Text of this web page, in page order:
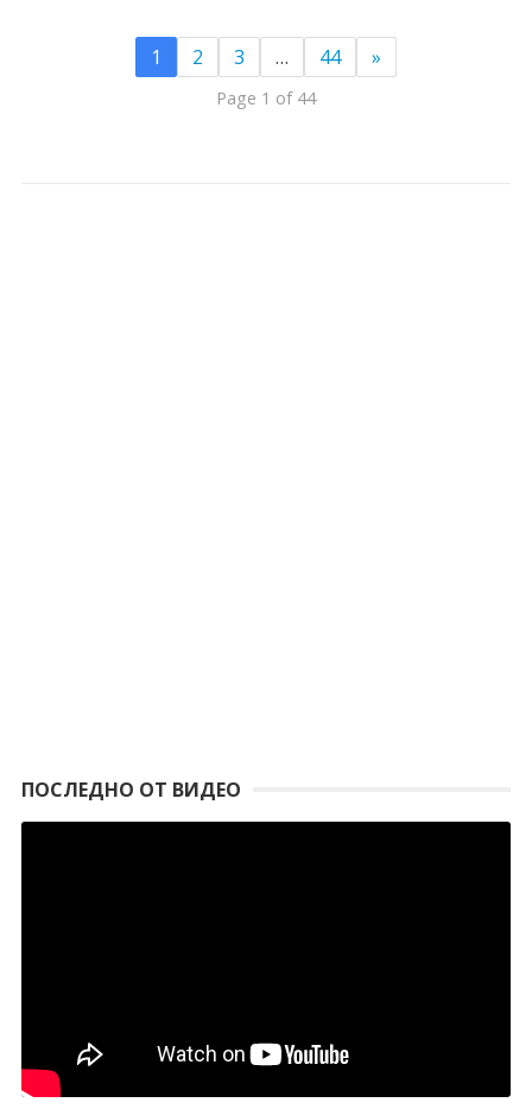
1 2 3 … 44 »
Page 1 of 44
ПОСЛЕДНО ОТ ВИДЕО